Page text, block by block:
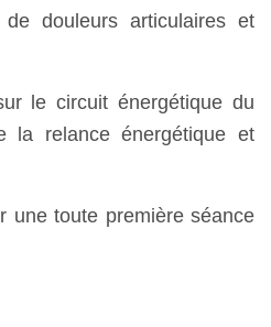
douleurs articulaires et
le circuit énergétique du
la relance énergétique et
une toute première séance